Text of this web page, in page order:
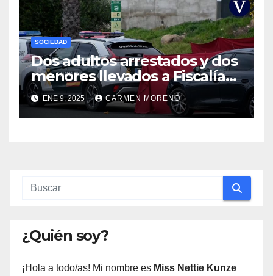
SOCIEDAD
Dos adultos arrestados y dos
menores llevados a Fiscalía
por el homicidio de un joven
en Gerena, Sevilla
ENE 9, 2025 CARMEN MORENO
¿Quién soy?
¡Hola a todo/as! Mi nombre es Miss Nettie Kunze